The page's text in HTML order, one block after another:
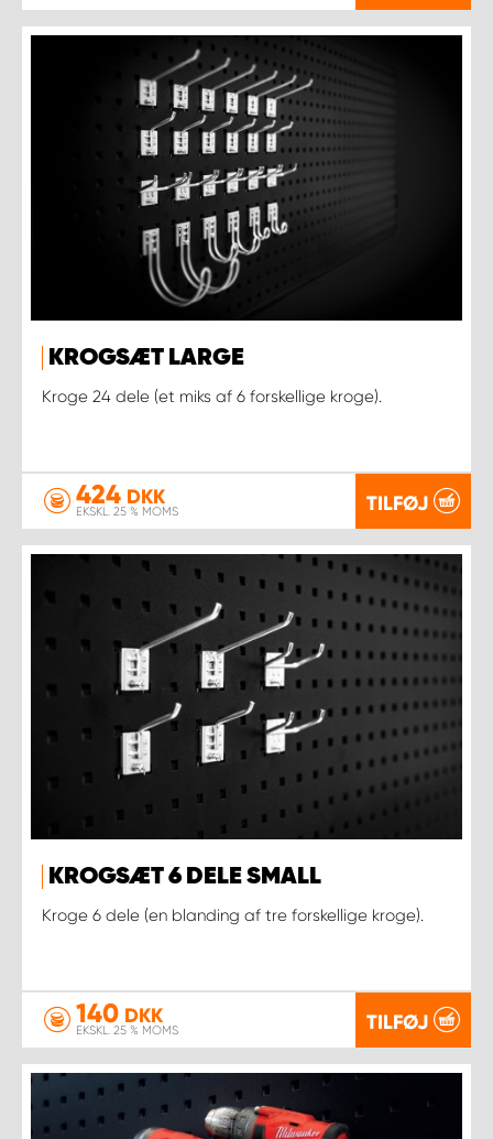
KROGSÆT LARGE
Kroge 24 dele (et miks af 6 forskellige kroge).
424 DKK
EKSKL. 25 % MOMS TILFØJ
KROGSÆT 6 DELE SMALL
Kroge 6 dele (en blanding af tre forskellige kroge).
140 DKK
EKSKL. 25 % MOMS TILFØJ